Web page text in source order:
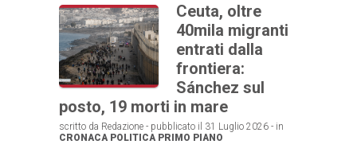
Ceuta, oltre
40mila migranti
entrati dalla
frontiera:
Sánchez sul
posto, 19 morti in mare
scritto da Redazione - pubblicato il 31 Luglio 2026 - in
CRONACA POLITICA PRIMO PIANO